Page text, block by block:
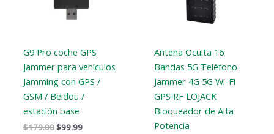
G9 Pro coche GPS
Jammer para vehículos
Jamming con GPS /
GSM / Beidou /
estación base
$179.00$99.99
Antena Oculta 16
Bandas 5G Teléfono
Jammer 4G 5G Wi-Fi
GPS RF LOJACK
Bloqueador de Alta
Potencia